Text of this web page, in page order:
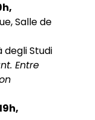
Salle de
degli Studi
Entre